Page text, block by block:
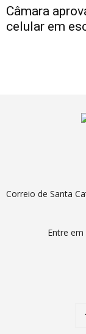
Câmara
celular em
Correio de Santa
Entre